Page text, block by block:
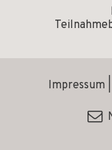
Impressum